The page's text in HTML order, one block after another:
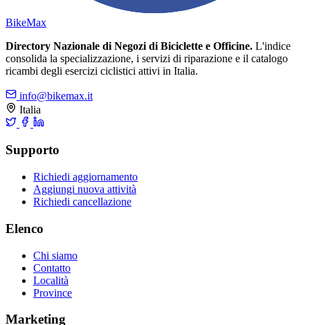
BikeMax
Directory Nazionale di Negozi di Biciclette e Officine. L'indice
consolida la specializzazione, i servizi di riparazione e il catalogo
ricambi degli esercizi ciclistici attivi in Italia.
info@bikemax.it
Italia
Supporto
Richiedi aggiornamento
Aggiungi nuova attività
Richiedi cancellazione
Elenco
Chi siamo
Contatto
Località
Province
Marketing